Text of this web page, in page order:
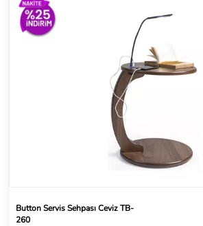
Button Servis Sehpası Ceviz TB-
260